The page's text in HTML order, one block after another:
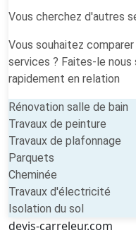
Vous cherchez d'autres
Vous souhaitez
services ? Faites-le
rapidement en relation
Rénovation salle de bain
Travaux de peinture
Travaux de plafonnage
Parquets
Cheminée
Travaux d'électricité
Isolation du sol
devis-carreleur.com